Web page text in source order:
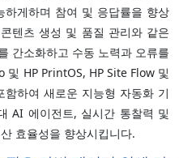
게하며 참여 및 응답률을 향상
텐츠 생성 및 품질 관리와 같은
간소화하고 수동 노력과 오류를
및 HP PrintOS, HP Site Flow 및
하여 새로운 지능형 자동화 기
AI 에이전트, 실시간 통찰력 및
효율성을 향상시킵니다.